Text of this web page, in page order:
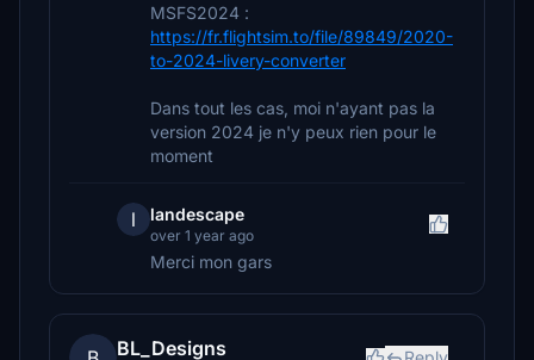
MSFS2024 :
https://fr.flightsim.to/file/89849/2020-
to-2024-livery-converter
Dans tout les cas, moi n'ayant pas la
version 2024 je n'y peux rien pour le
moment
l landescape
over 1 year ago
Merci mon gars
BL_Designs